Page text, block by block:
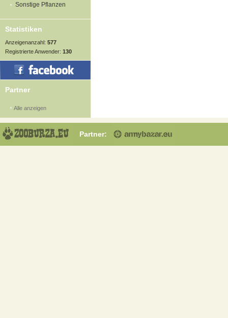
Sonstige Pflanzen
Statistiken
Anzeigenanzahl: 577
Registrierte Anwender: 130
Partner
Alle anzeigen
Partner: